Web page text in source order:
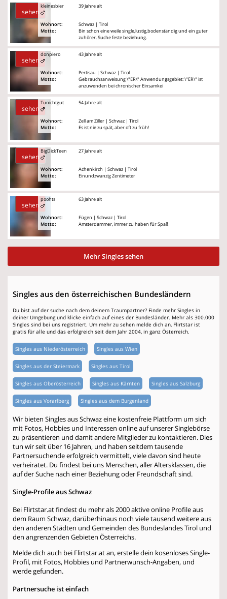
sehen
kleinesbier
Wohnort:
Motto:
39 Jahre alt
Schwaz | Tirol
Bin schon eine weile single,lustig,bodenständig und ein guter
zuhörer. Suche feste beziehung.
sehen
donpiero
Wohnort:
Motto:
43 Jahre alt
Pertisau | Schwaz | Tirol
Gebrauchsanweisung \"ER\" Anwendungsgebiet: \"ER\" ist
anzuwenden bei chronischer Einsamkei
sehen
Tunichtgut
Wohnort:
Motto:
54 Jahre alt
Zell am Ziller | Schwaz | Tirol
Es ist nie zu spät, aber oft zu früh!
sehen
BigDickTeen
Wohnort:
Motto:
27 Jahre alt
Achenkirch | Schwaz | Tirol
Einundzwanzig Zentimeter
sehen
poohts
Wohnort:
Motto:
63 Jahre alt
Fügen | Schwaz | Tirol
Amsterdammer, immer zu haben für Spaß
Mehr Singles sehen
Singles aus den österreichischen Bundesländern
Du bist auf der suche nach dem deinem Traumpartner? Finde mehr Singles in
deiner Umgebung und klicke einfach auf eines der Bundesländer. Mehr als 300.000
Singles sind bei uns registriert. Um mehr zu sehen melde dich an, Flirtstar ist
gratis für alle und das erfolgreich seit dem Jahr 2004, in ganz Österreich.
Singles aus Niederösterreich Singles aus Wien
Singles aus der Steiermark Singles aus Tirol
Singles aus Oberösterreich Singles aus Kärnten Singles aus Salzburg
Singles aus Vorarlberg Singles aus dem Burgenland
Wir bieten Singles aus Schwaz eine kostenfreie Plattform um sich
mit Fotos, Hobbies und Interessen online auf unserer Singlebörse
zu präsentieren und damit andere Mitglieder zu kontaktieren. Dies
tun wir seit über 16 Jahren, und haben seitdem tausende
Partnersuchende erfolgreich vermittelt, viele davon sind heute
verheiratet. Du findest bei uns Menschen, aller Altersklassen, die
auf der Suche nach einer Beziehung oder Freundschaft sind.
Single-Profile aus Schwaz
Bei Flirtstar.at findest du mehr als 2000 aktive online Profile aus
dem Raum Schwaz, darüberhinaus noch viele tausend weitere aus
den anderen Städten und Gemeinden des Bundeslandes Tirol und
den angrenzenden Gebieten Österreichs.
Melde dich auch bei Flirtstar.at an, erstelle dein kosenloses Single-
Profil, mit Fotos, Hobbies und Partnerwunsch-Angaben, und
werde gefunden.
Partnersuche ist einfach